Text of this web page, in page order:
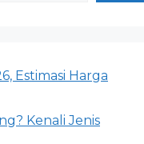
Estimasi Harga
Kenali Jenis